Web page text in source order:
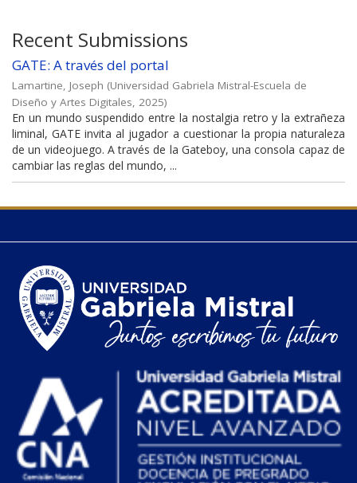
Recent Submissions
GATE: A través del portal
Lamartine, Joseph (Universidad Gabriela Mistral-Escuela de
Diseño y Artes Digitales, 2025)
En un mundo suspendido entre la nostalgia retro y la extrañeza
liminal, GATE invita al jugador a cuestionar la propia naturaleza
de un videojuego. A través de la Gateboy, una consola capaz de
cambiar las reglas del mundo, ...